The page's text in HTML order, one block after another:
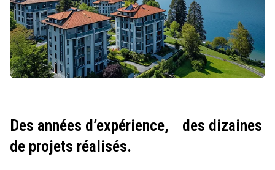
Des années d’expérience,
des dizaines
de projets réalisés.